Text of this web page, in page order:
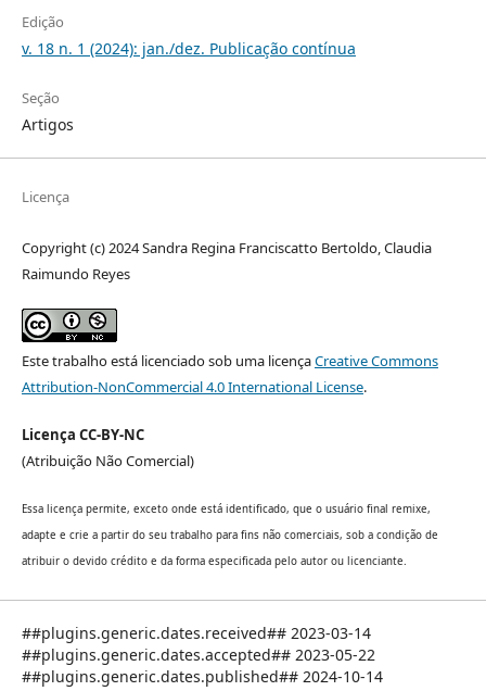
Edição
v. 18 n. 1 (2024): jan./dez. Publicação contínua
Seção
Artigos
Licença
Copyright (c) 2024 Sandra Regina Franciscatto Bertoldo, Claudia
Raimundo Reyes
Este trabalho está licenciado sob uma licençaCreative Commons
Attribution-NonCommercial 4.0 International License.
Licença CC-BY-NC
(Atribuição Não Comercial)
Essa licença permite, exceto onde está identificado, que o usuário final remixe,
adapte e crie a partir do seu trabalho para fins não comerciais, sob a condição de
atribuir o devido crédito e da forma especificada pelo autor ou licenciante.
##plugins.generic.dates.received## 2023-03-14
##plugins.generic.dates.accepted## 2023-05-22
##plugins.generic.dates.published## 2024-10-14